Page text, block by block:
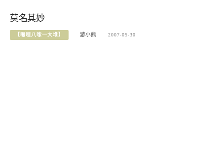
莫名其妙
【囉哩八嗦一大堆】 游小熊 2007-05-30